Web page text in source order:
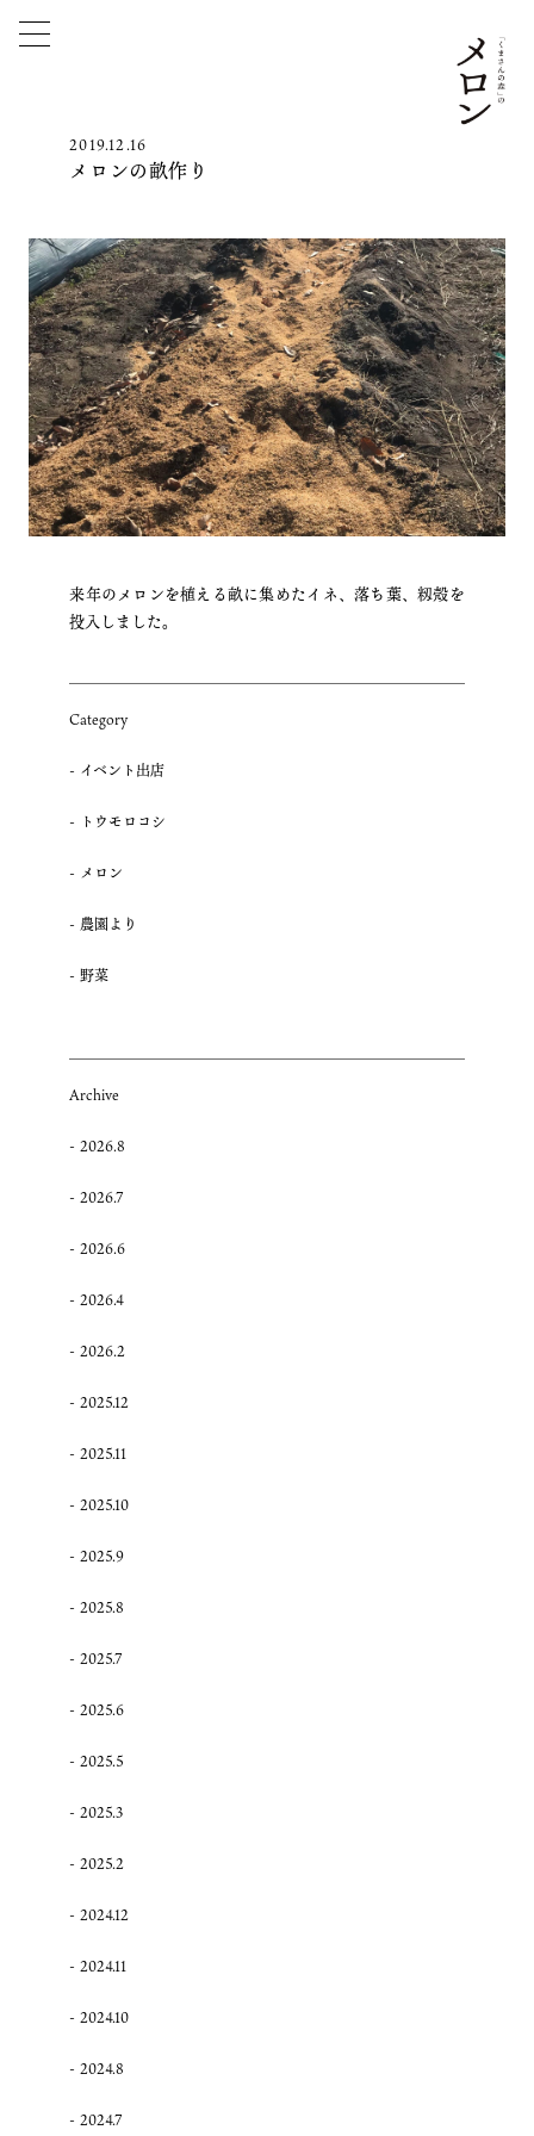
2019.12.16
メロンの畝作り
来年のメロンを植える畝に集めたイネ、落ち葉、籾殻を
投入しました。
Category
イベント出店
トウモロコシ
メロン
農園より
野菜
Archive
2026.8
2026.7
2026.6
2026.4
2026.2
2025.12
2025.11
2025.10
2025.9
2025.8
2025.7
2025.6
2025.5
2025.3
2025.2
2024.12
2024.11
2024.10
2024.8
2024.7